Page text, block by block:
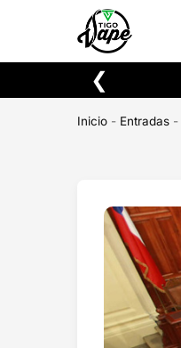
Buscar
❮
Inicio - Entradas -